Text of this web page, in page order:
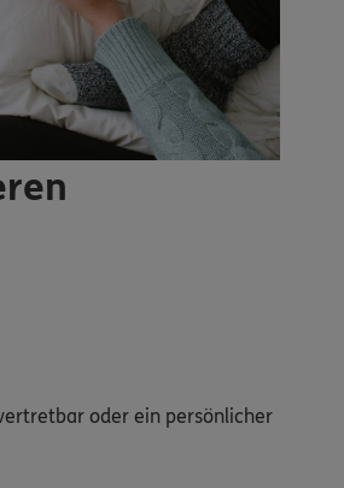
oder ein persönlicher